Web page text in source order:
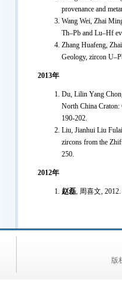
provenance and
Wang Wei, Zhai
Th–Pb and Lu–Hf
Zhang Huafeng,
Geology, zircon
2013年
Du, Lilin Yang
North China Craton:
190-202.
Liu, Jianhui Liu
zircons from the
250.
2012年
赵磊, 周喜文, 2012.
版